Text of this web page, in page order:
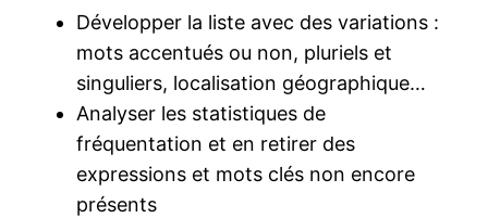
Développer la liste avec des variations :
mots accentués ou non, pluriels et
singuliers, localisation géographique…
Analyser les statistiques de
fréquentation et en retirer des
expressions et mots clés non encore
présents